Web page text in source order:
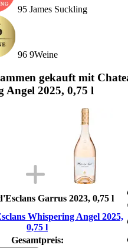
95 James Suckling
96 9Weine
gekauft mit
Angel 2025, 0,75 l
Garrus 2023, 0,75 l
Whispering Angel 2025,
0,75 l
Gesamtpreis: